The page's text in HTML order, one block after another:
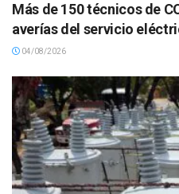
Más de 150 técnicos de
averías del servicio
04/08/2026